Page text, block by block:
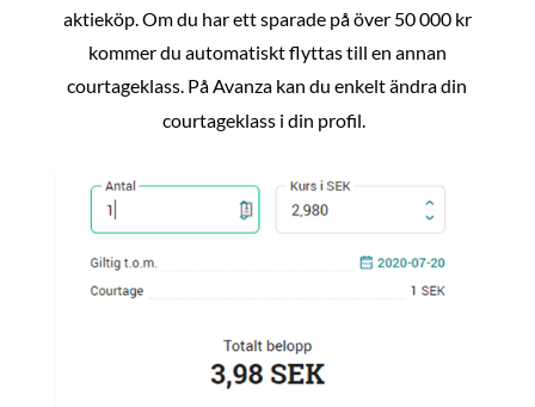
aktieköp. Om du har ett sparade på över 50 000 kr
kommer du automatiskt flyttas till en annan
courtageklass. På Avanza kan du enkelt ändra din
courtageklass i din profil.